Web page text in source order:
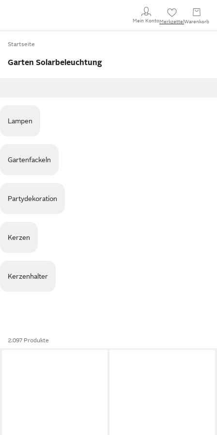
Mein KontoMerkzettel Warenkorb
Startseite
Garten Solarbeleuchtung
Lampen
Gartenfackeln
Partydekoration
Kerzen
Kerzenhalter
2.097 Produkte